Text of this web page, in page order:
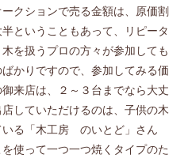
クションで売る金額は、原価割
ということもあって、リピータ
を扱うプロの方々が参加しても
かりですので、参加してみる価
来店は、２～３台までなら大丈
していただけるのは、子供の木
いる「木工房 のいとど」さん
使って一つ一つ焼くタイプのた